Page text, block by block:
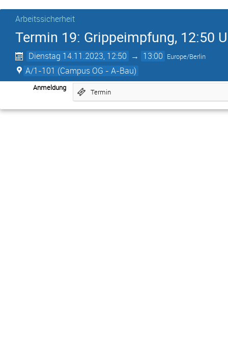
Arbeitssicherheit
Termin 19: Grippeimpfung, 12:50
Dienstag 14.11.2023, 12:50 → 13:00 Europe/Berlin
A/1-101 (Campus OG - A-Bau)
Anmeldung Termin